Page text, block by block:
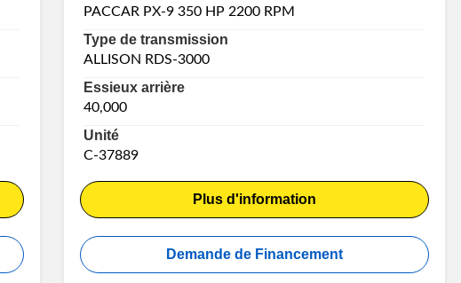
PACCAR PX-9 350 HP 2200 RPM
Type de transmission
ALLISON RDS-3000
Essieux arrière
40,000
Unité
C-37889
Plus d'information
Demande de Financement